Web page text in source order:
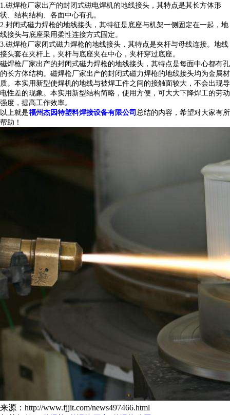
1.磁焊枪厂家出产的封闭式磁电焊机的地线接头，其特点是其长方体形
状、结构结构、各面中心有孔。
2.封闭式磁力焊枪的地线接头，其特征是底座与机架一侧固定在一起，地
线接头与底座采用柔性连接方式固定。
3.磁焊枪厂家闭式磁力焊枪的地线接头，其特点是夹杆与母线连接。地线
接头套在夹杆上，夹杆与底座夹在中心，夹杆穿过底座。
磁焊枪厂家出产的封闭式磁力焊枪的地线接头，其特点是每面中心都有孔
的长方体结构。 磁焊枪厂家出产的封闭式磁力焊枪的地线接头均为金属材
质。本实用新型使焊机的地线与被焊工件之间的接触面较大，不会出现导
电性差的现象。本实用新型结构简略，使用方便，可大大下降焊工的劳动
强度，提高工作效率。
以上就是福州杰因特塑料焊接设备有限公司 总结的内容，希望对大家有所
帮助！
来源：http://www.fjjit.com/news497466.html